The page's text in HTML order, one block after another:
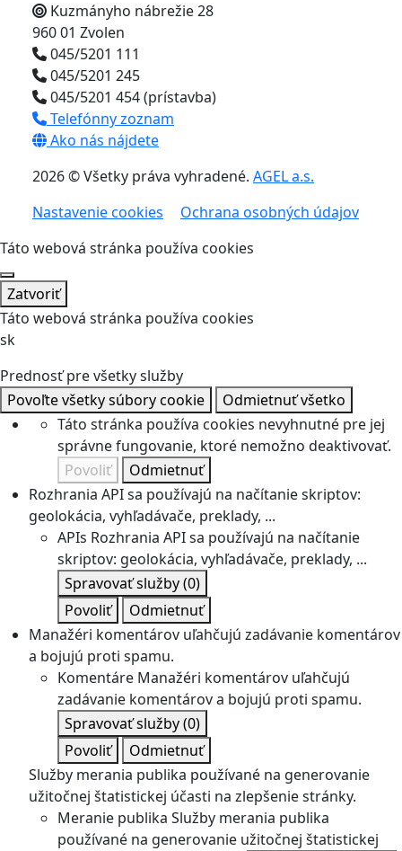
Kuzmányho nábrežie 28
960 01 Zvolen
045/5201 111
045/5201 245
045/5201 454 (prístavba)
Telefónny zoznam
Ako nás nájdete
2026 © Všetky práva vyhradené. AGEL a.s.
Nastavenie cookies
Ochrana osobných údajov
Táto webová stránka používa cookies
Zatvoriť
Táto webová stránka používa cookies
sk
Prednosť pre všetky služby
Povoľte všetky súbory cookie
Odmietnuť všetko
Táto stránka používa cookies nevyhnutné pre jej
správne fungovanie, ktoré nemožno deaktivovať.
Povoliť
Odmietnuť
Rozhrania API sa používajú na načítanie skriptov:
geolokácia, vyhľadávače, preklady, ...
APIs Rozhrania API sa používajú na načítanie
skriptov: geolokácia, vyhľadávače, preklady, ...
Spravovať služby(0)
Povoliť
Odmietnuť
Manažéri komentárov uľahčujú zadávanie komentárov
a bojujú proti spamu.
Komentáre Manažéri komentárov uľahčujú
zadávanie komentárov a bojujú proti spamu.
Spravovať služby(0)
Povoliť
Odmietnuť
Služby merania publika používané na generovanie
užitočnej štatistickej účasti na zlepšenie stránky.
Meranie publika Služby merania publika
používané na generovanie užitočnej štatistickej